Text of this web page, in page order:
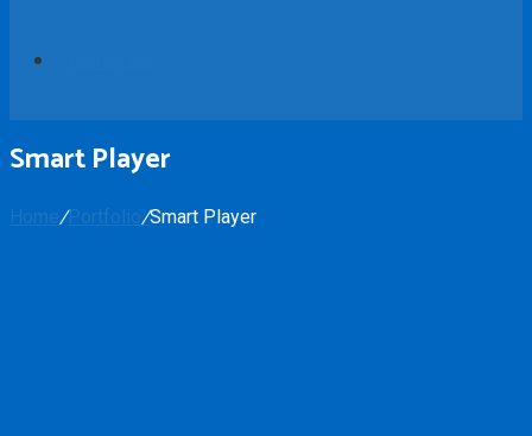
Smart Player
Home/Portfolio/Smart Player